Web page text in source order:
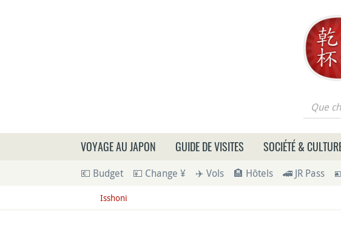
Que cherchez-
VOYAGE AU JAPON GUIDE DE VISITES SOCIÉTÉ &
💶 Budget 💴 Change ¥ ✈️ Vols 🏨 Hôtels 🚄 JR Pass
Isshoni